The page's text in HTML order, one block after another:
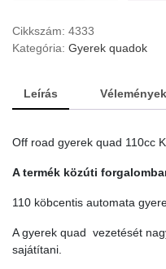
quad
110cc
001
quantity
Cikkszám: 4333
Kategória: Gyerek quadok
Leírás
Off road gyerek quad 110cc
A termék közúti
110 köbcentis automata
A gyerek quad vezetését
sajátítani.